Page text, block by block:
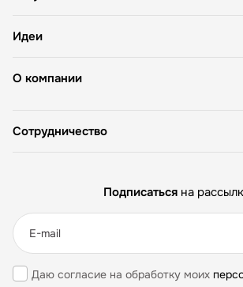
О компании
Идеи
Сотрудничество
Подписаться на
Даю согласие на обработку моих